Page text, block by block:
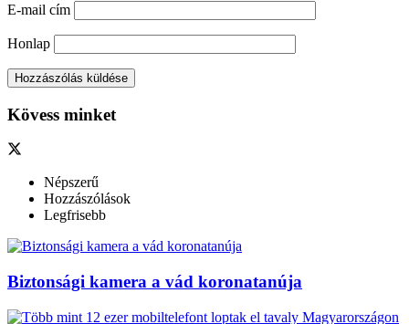
E-mail cím
Honlap
Kövess minket
Népszerű
Hozzászólások
Legfrisebb
Biztonsági kamera a vád koronatanúja